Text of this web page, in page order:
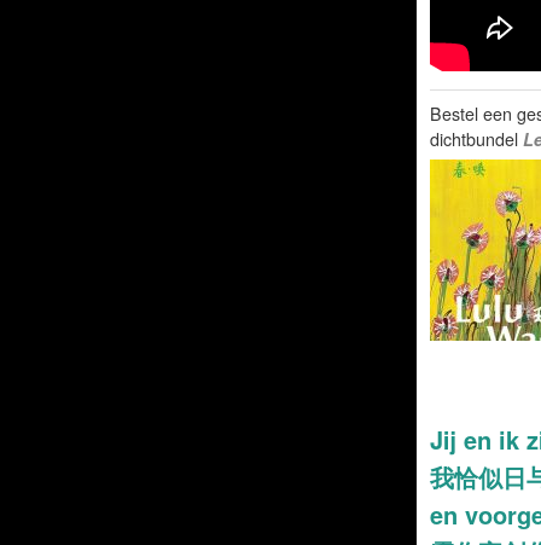
Bestel een
dichtbundel
Jij en ik
我恰似日
en